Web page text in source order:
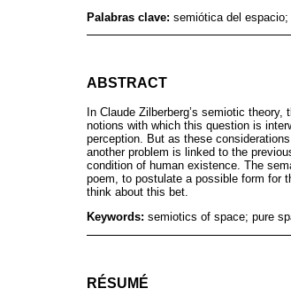
Palabras clave: semiótica del
ABSTRACT
In Claude Zilberberg’s semiotic
notions with which this question is
perception. But as these
another problem is linked to the
condition of human existence. The
poem, to postulate a possible form for
think about this bet.
Keywords: semiotics of space; pure
RÉSUMÉ